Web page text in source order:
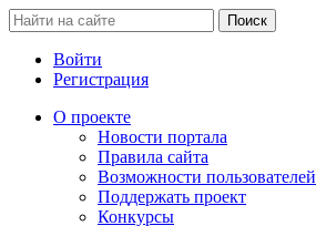
Войти
Регистрация
О проекте
Новости портала
Правила сайта
Возможности пользователей
Поддержать проект
Конкурсы